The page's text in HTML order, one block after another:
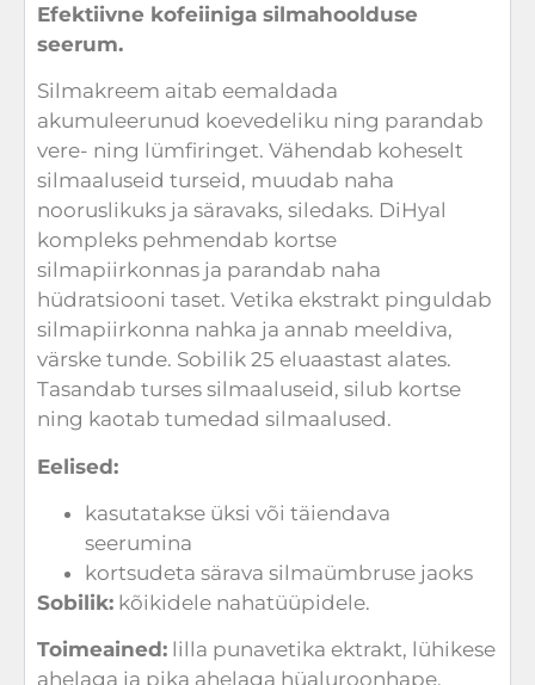
Efektiivne kofeiiniga silmahoolduse
seerum.
Silmakreem aitab eemaldada
akumuleerunud koevedeliku ning parandab
vere- ning lümfiringet. Vähendab koheselt
silmaaluseid turseid, muudab naha
nooruslikuks ja säravaks, siledaks. DiHyal
kompleks pehmendab kortse
silmapiirkonnas ja parandab naha
hüdratsiooni taset. Vetika ekstrakt pinguldab
silmapiirkonna nahka ja annab meeldiva,
värske tunde. Sobilik 25 eluaastast alates.
Tasandab turses silmaaluseid, silub kortse
ning kaotab tumedad silmaalused.
Eelised:
kasutatakse üksi või täiendava
seerumina
kortsudeta särava silmaümbruse jaoks
Sobilik: kõikidele nahatüüpidele.
Toimeained: lilla punavetika ektrakt, lühikese
ahelaga ja pika ahelaga hüaluroonhape,